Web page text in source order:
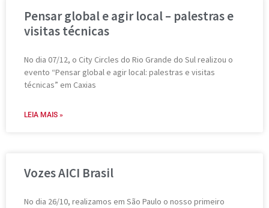
Pensar global e agir local – palestras e
visitas técnicas
No dia 07/12, o City Circles do Rio Grande do Sul realizou o
evento “Pensar global e agir local: palestras e visitas
técnicas” em Caxias
LEIA MAIS »
Vozes AICI Brasil
No dia 26/10, realizamos em São Paulo o nosso primeiro